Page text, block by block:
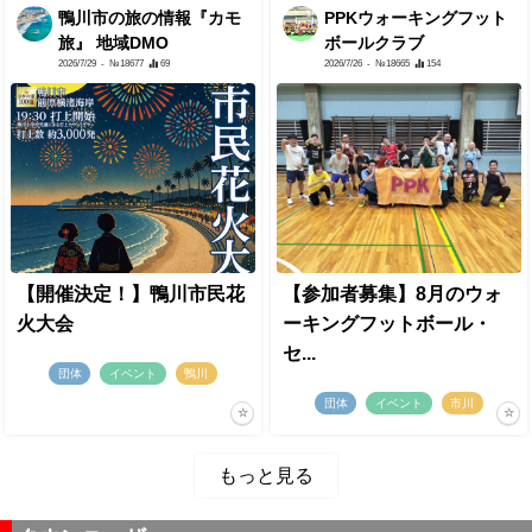
鴨川市の旅の情報『カモ
旅』 地域DMO
2026/7/29 - №18677 69
【開催決定！】鴨川市民花
火大会
団体 イベント 鴨川
PPKウォーキングフット
ボールクラブ
2026/7/26 - №18665 154
【参加者募集】8月のウォ
ーキングフットボール・
セ...
団体 イベント 市川
もっと見る